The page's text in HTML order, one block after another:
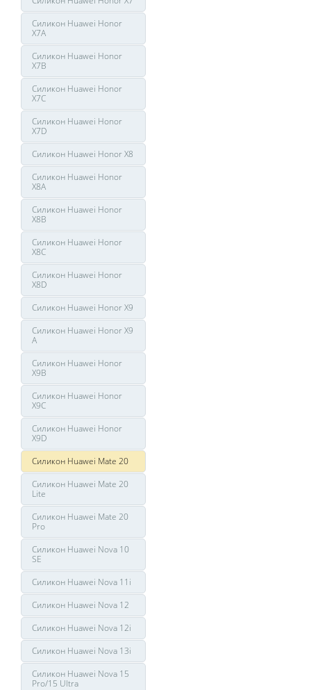
Силикон Huawei Honor
X7A
Силикон Huawei Honor
X7B
Силикон Huawei Honor
X7C
Силикон Huawei Honor
X7D
Силикон Huawei Honor X8
Силикон Huawei Honor
X8A
Силикон Huawei Honor
X8B
Силикон Huawei Honor
X8C
Силикон Huawei Honor
X8D
Силикон Huawei Honor X9
Силикон Huawei Honor X9
A
Силикон Huawei Honor
X9B
Силикон Huawei Honor
X9C
Силикон Huawei Honor
X9D
Силикон Huawei Mate 20
Силикон Huawei Mate 20
Lite
Силикон Huawei Mate 20
Pro
Силикон Huawei Nova 10
SE
Силикон Huawei Nova 11i
Силикон Huawei Nova 12
Силикон Huawei Nova 12i
Силикон Huawei Nova 13i
Силикон Huawei Nova 15
Pro/15 Ultra